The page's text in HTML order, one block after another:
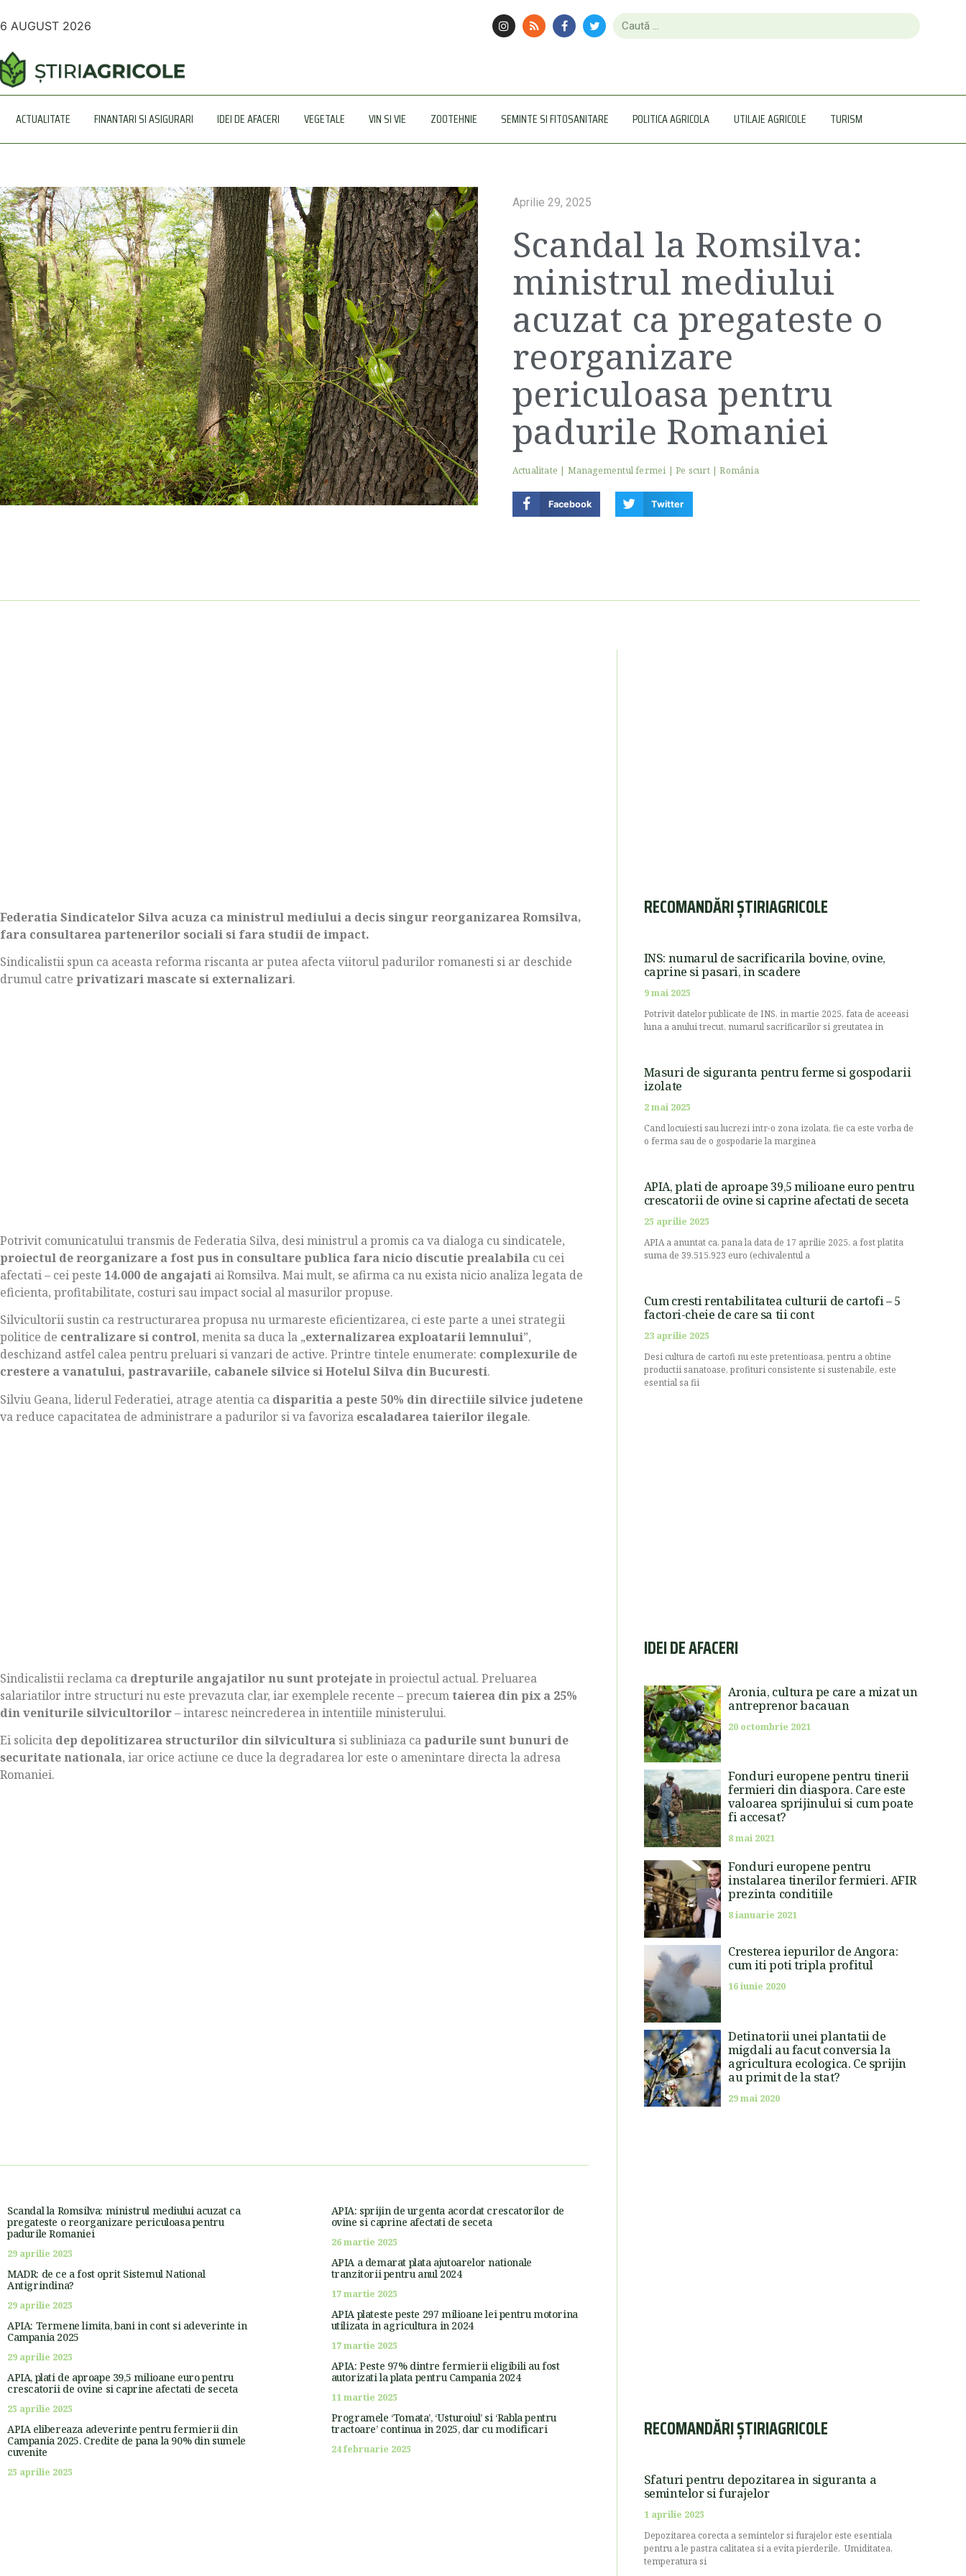
6 AUGUST 2026
ACTUALITATE FINANTARI SI ASIGURARI IDEI DE AFACERI VEGETALE VIN SI VIE ZOOTEHNIE SEMINTE SI FITOSANITARE POLITICA AGRICOLA UTILAJE AGRICOLE TURISM
Aprilie 29, 2025
Scandal la Romsilva:
ministrul mediului
acuzat ca pregateste o
reorganizare
periculoasa pentru
padurile Romaniei
Actualitate | Managementul fermei |Pe scurt|România
Facebook Twitter
Federatia Sindicatelor Silva acuza ca ministrul mediului a decis singur reorganizarea Romsilva,
fara consultarea partenerilor sociali si fara studii de impact.
Sindicalistii spun ca aceasta reforma riscanta ar putea afecta viitorul padurilor romanesti si ar deschide
drumul catre privatizari mascate si externalizari.
Potrivit comunicatului transmis de Federatia Silva, desi ministrul a promis ca va dialoga cu sindicatele,
proiectul de reorganizare a fost pus in consultare publica fara nicio discutie prealabila cu cei
afectati – cei peste 14.000 de angajati ai Romsilva. Mai mult, se afirma ca nu exista nicio analiza legata de
eficienta, profitabilitate, costuri sau impact social al masurilor propuse.
Silvicultorii sustin ca restructurarea propusa nu urmareste eficientizarea, ci este parte a unei strategii
politice de centralizare si control, menita sa duca la „externalizarea exploatarii lemnului”,
deschizand astfel calea pentru preluari si vanzari de active. Printre tintele enumerate: complexurile de
crestere a vanatului, pastravariile, cabanele silvice si Hotelul Silva din Bucuresti.
Silviu Geana, liderul Federatiei, atrage atentia ca disparitia a peste 50% din directiile silvice judetene
va reduce capacitatea de administrare a padurilor si va favoriza escaladarea taierilor ilegale.
Sindicalistii reclama ca drepturile angajatilor nu sunt protejatein proiectul actual. Preluarea
salariatilor intre structuri nu este prevazuta clar, iar exemplele recente – precumtaierea din pix a 25%
din veniturile silvicultorilor– intaresc neincrederea in intentiile ministerului.
Ei solicita dep depolitizarea structurilor din silvicultura si subliniaza ca padurile sunt bunuri de
securitate nationala, iar orice actiune ce duce la degradarea lor este o amenintare directa la adresa
Romaniei.
Scandal la Romsilva: ministrul mediului acuzat ca
pregateste o reorganizare periculoasa pentru
padurile Romaniei
29 aprilie 2025
MADR: de ce a fost oprit Sistemul National
Antigrindina?
29 aprilie 2025
APIA: Termene limita, bani in cont si adeverinte in
Campania 2025
29 aprilie 2025
APIA, plati de aproape 39,5 milioane euro pentru
crescatorii de ovine si caprine afectati de seceta
25 aprilie 2025
APIA elibereaza adeverinte pentru fermierii din
Campania 2025. Credite de pana la 90% din sumele
cuvenite
25 aprilie 2025
APIA: sprijin de urgenta acordat crescatorilor de
ovine si caprine afectati de seceta
26 martie 2025
APIA a demarat plata ajutoarelor nationale
tranzitorii pentru anul 2024
17 martie 2025
APIA plateste peste 297 milioane lei pentru motorina
utilizata in agricultura in 2024
17 martie 2025
APIA: Peste 97% dintre fermierii eligibili au fost
autorizati la plata pentru Campania 2024
11 martie 2025
Programele ‘Tomata’, ‘Usturoiul’ si ‘Rabla pentru
tractoare’ continua in 2025, dar cu modificari
24 februarie 2025
RECOMANDĂRI ȘTIRIAGRICOLE
INS: numarul de sacrificarila bovine, ovine,
caprine si pasari, in scadere
9 mai 2025
Potrivit datelor publicate de INS, in martie 2025, fata de aceeasi
luna a anului trecut, numarul sacrificarilor si greutatea in
Masuri de siguranta pentru ferme si gospodarii
izolate
2 mai 2025
Cand locuiesti sau lucrezi intr-o zona izolata, fie ca este vorba de
o ferma sau de o gospodarie la marginea
APIA, plati de aproape 39,5 milioane euro pentru
crescatorii de ovine si caprine afectati de seceta
25 aprilie 2025
APIA a anuntat ca, pana la data de 17 aprilie 2025, a fost platita
suma de 39.515.923 euro (echivalentul a
Cum cresti rentabilitatea culturii de cartofi – 5
factori-cheie de care sa tii cont
23 aprilie 2025
Desi cultura de cartofi nu este pretentioasa, pentru a obtine
productii sanatoase, profituri consistente si sustenabile, este
esential sa fii
IDEI DE AFACERI
Aronia, cultura pe care a mizat un
antreprenor bacauan
20 octombrie 2021
Fonduri europene pentru tinerii
fermieri din diaspora. Care este
valoarea sprijinului si cum poate
fi accesat?
8 mai 2021
Fonduri europene pentru
instalarea tinerilor fermieri. AFIR
prezinta conditiile
8 ianuarie 2021
Cresterea iepurilor de Angora:
cum iti poti tripla profitul
16 iunie 2020
Detinatorii unei plantatii de
migdali au facut conversia la
agricultura ecologica. Ce sprijin
au primit de la stat?
29 mai 2020
RECOMANDĂRI ȘTIRIAGRICOLE
Sfaturi pentru depozitarea in siguranta a
semintelor si furajelor
1 aprilie 2025
Depozitarea corecta a semintelor si furajelor este esentiala
pentru a le pastra calitatea si a evita pierderile. Umiditatea,
temperatura si